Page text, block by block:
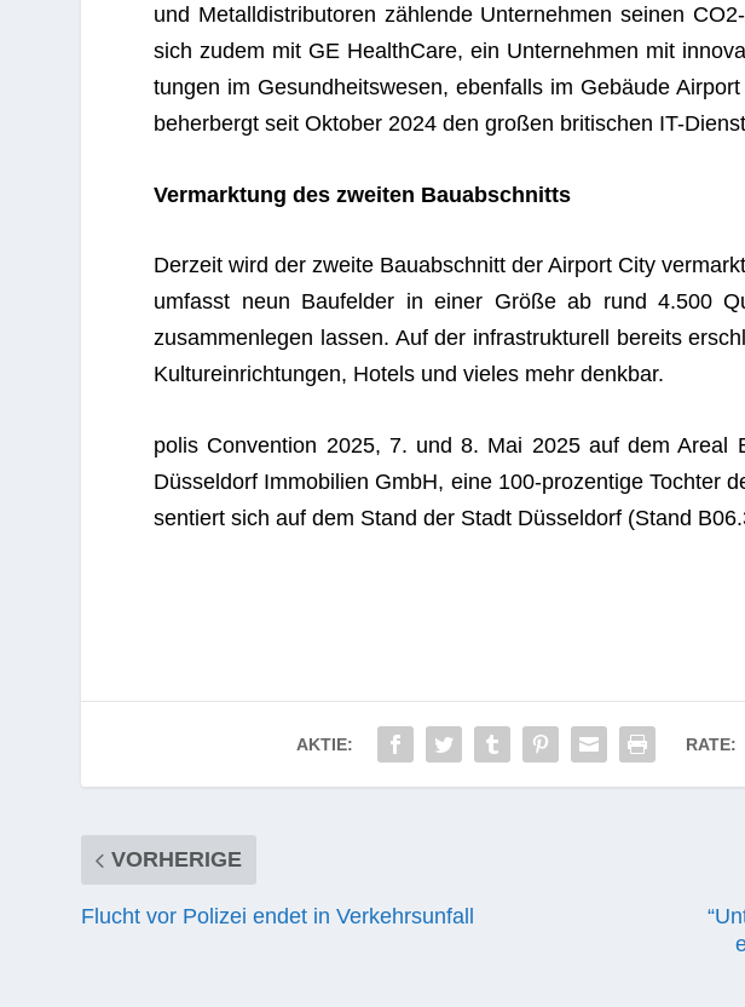
und Metall­dis­tri­bu­to­ren zäh­lende Unter­neh­men sei­nen
sich zudem mit GE Health­Care, ein Unter­neh­men mit
tun­gen im Gesund­heits­we­sen, eben­falls im Gebäude
beher­bergt seit Okto­ber 2024 den gro­ßen bri­ti­schen IT-
Ver­mark­tung des zwei­ten Bauabschnitts
Der­zeit wird der zweite Bau­ab­schnitt der Air­port City
umfasst neun Bau­fel­der in einer Größe ab rund 4.500
zusam­men­le­gen las­sen. Auf der infra­struk­tu­rell bereits
Kul­tur­ein­rich­tun­gen, Hotels und vie­les mehr denkbar.
polis Con­ven­tion 2025, 7. und 8. Mai 2025 auf dem Areal
Düs­sel­dorf Immo­bi­lien GmbH, eine 100-pro­zen­tige Toch­ter
sen­tiert sich auf dem Stand der Stadt Düs­sel­dorf (Stand
AKTIE: RATE:
VORHERIGE
Flucht vor Polizei endet in Verkehrsunfall